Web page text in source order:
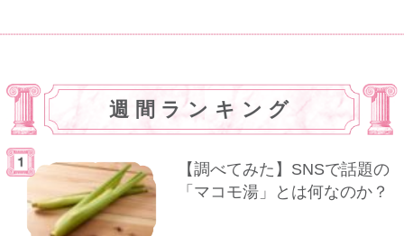
週間ランキング
【調べてみた】SNSで話題の
「マコモ湯」とは何なのか？